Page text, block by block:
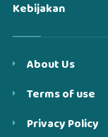
Kebijakan
About Us
Terms of use
Privacy Policy